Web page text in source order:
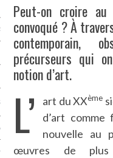
Peut-on croire
convoqué ? À
contemporain,
précurseurs qui
notion d’art.
L’ art du XXème
d’art comme
nouvelle au
œuvres de